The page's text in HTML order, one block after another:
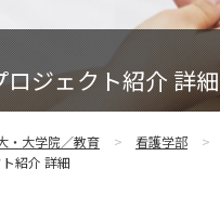
ジェクト紹介 詳細
・大学院／教育
看護学部
紹介 詳細